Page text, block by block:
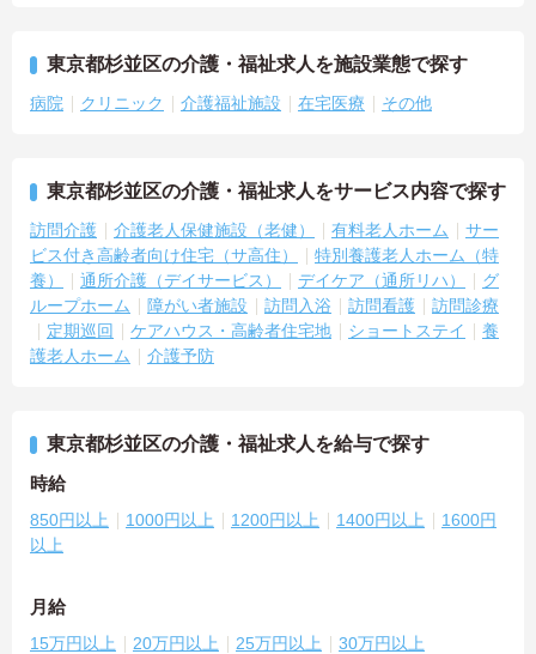
東京都杉並区の介護・福祉求人を施設業態で探す
病院 クリニック 介護福祉施設 在宅医療 その他
東京都杉並区の介護・福祉求人をサービス内容で探す
訪問介護 介護老人保健施設（老健） 有料老人ホーム
サー
ビス付き高齢者向け住宅（サ高住）
特別養護老人ホーム（特
養）
通所介護（デイサービス） デイケア（通所リハ）
グ
ループホーム
障がい者施設 訪問入浴 訪問看護
訪問診療
定期巡回
ケアハウス・高齢者住宅地 ショートステイ
養
護老人ホーム
介護予防
東京都杉並区の介護・福祉求人を給与で探す
時給
850円以上 1000円以上 1200円以上 1400円以上
1600円
以上
月給
15万円以上 20万円以上 25万円以上 30万円以上